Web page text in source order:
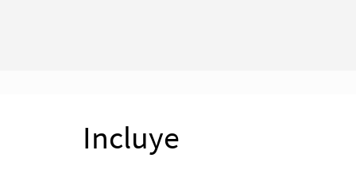
Incluye